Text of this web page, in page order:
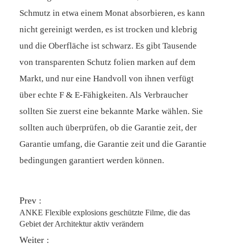
Schmutz in etwa einem Monat absorbieren, es kann
nicht gereinigt werden, es ist trocken und klebrig
und die Oberfläche ist schwarz. Es gibt Tausende
von transparenten Schutz folien marken auf dem
Markt, und nur eine Handvoll von ihnen verfügt
über echte F & E-Fähigkeiten. Als Verbraucher
sollten Sie zuerst eine bekannte Marke wählen. Sie
sollten auch überprüfen, ob die Garantie zeit, der
Garantie umfang, die Garantie zeit und die Garantie
bedingungen garantiert werden können.
Prev :
ANKE Flexible explosions geschützte Filme, die das
Gebiet der Architektur aktiv verändern
Weiter :